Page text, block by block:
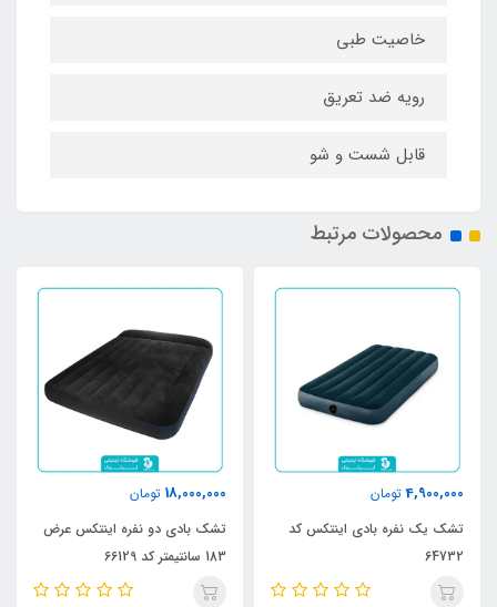
خاصیت طبی
رویه ضد تعریق
قابل شست و شو
محصولات مرتبط
4,900,000 تومان
تشک یک نفره بادی اینتکس کد
64732
18,000,000 تومان
تشک بادی دو نفره اینتکس عرض
183 سانتیمتر کد 66129